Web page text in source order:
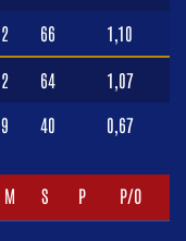
66 1,10
64 1,07
40 0,67
M S P P/O